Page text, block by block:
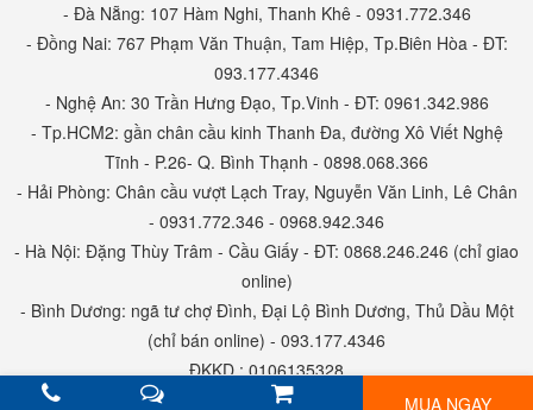
- Đà Nẵng: 107 Hàm Nghi, Thanh Khê - 0931.772.346
- Đồng Nai: 767 Phạm Văn Thuận, Tam Hiệp, Tp.Biên Hòa - ĐT:
093.177.4346
- Nghệ An: 30 Trần Hưng Đạo, Tp.Vinh - ĐT: 0961.342.986
- Tp.HCM2: gần chân cầu kinh Thanh Đa, đường Xô Viết Nghệ
Tĩnh - P.26- Q. Bình Thạnh - 0898.068.366
- Hải Phòng: Chân cầu vượt Lạch Tray, Nguyễn Văn Linh, Lê Chân
- 0931.772.346 - 0968.942.346
- Hà Nội: Đặng Thùy Trâm - Cầu Giấy - ĐT: 0868.246.246 (chỉ giao
online)
- Bình Dương: ngã tư chợ Đình, Đại Lộ Bình Dương, Thủ Dầu Một
(chỉ bán online) - 093.177.4346
ĐKKD : 0106135328
MUA NGAY